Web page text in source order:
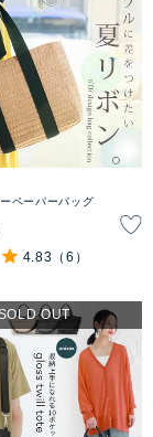
ペーパーバッグ
4.83 （6）
OUT